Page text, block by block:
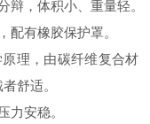
，体积小、重量轻。
有橡胶保护罩。
，由碳纤维复合材
舒适。
安稳。